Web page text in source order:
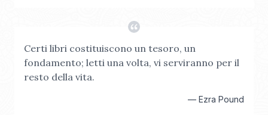
Certi libri costituiscono un tesoro, un
fondamento; letti una volta, vi serviranno per il
resto della vita.
— Ezra Pound